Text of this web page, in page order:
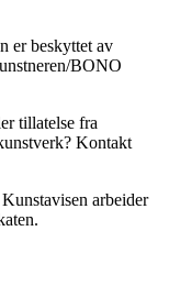
er beskyttet av
BONO
tillatelse fra
Kontakt
arbeider